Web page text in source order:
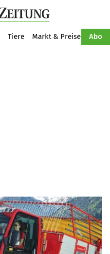
Tiere Markt & Preise Abo